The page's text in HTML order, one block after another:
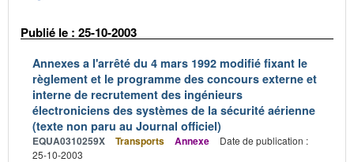
Publié le : 25-10-2003
Annexes a l'arrêté du 4 mars 1992 modifié fixant le
règlement et le programme des concours externe et
interne de recrutement des ingénieurs
électroniciens des systèmes de la sécurité aérienne
(texte non paru au Journal officiel)
EQUA0310259X Transports Annexe
Date de publication :
25-10-2003